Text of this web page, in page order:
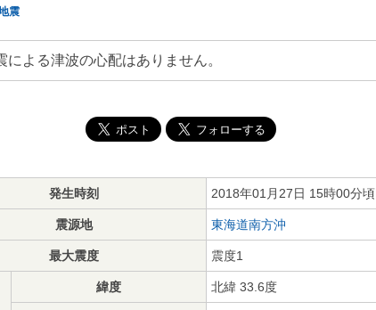
震
による津波の心配はありません。
発生時刻 2018年01月27日 15時00分頃
震源地 東海道南方沖
最大震度 震度1
緯度 北緯 33.6度